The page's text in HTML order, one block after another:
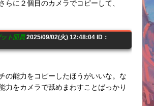
らに２個目のカメラでコピーして、
ト団員2025/09/02(火) 12:48:04 ID：
の能力をコピーしたほうがいいな。な
力をカメラで舐めまわすことばっかり